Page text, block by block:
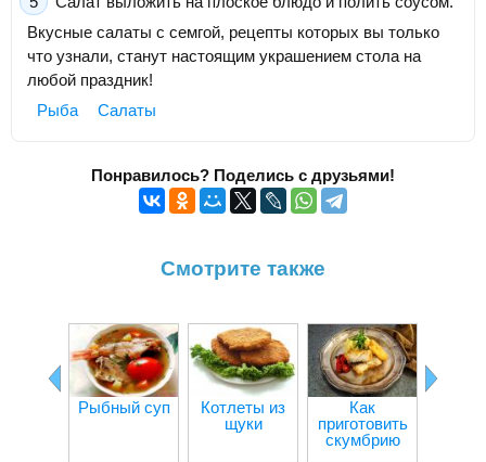
Вкусные салаты с семгой, рецепты которых вы только
что узнали, станут настоящим украшением стола на
любой праздник!
Рыба
Салаты
Понравилось? Поделись с друзьями!
Смотрите также
Рыбный суп
Котлеты из
щуки
Как
приготовить
скумбрию